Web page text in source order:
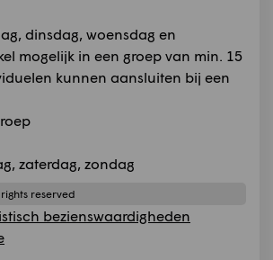
dinsdag, woensdag en
mogelijk in een groep van min. 15
kunnen aansluiten bij een
zaterdag, zondag
reserved
bezienswaardigheden